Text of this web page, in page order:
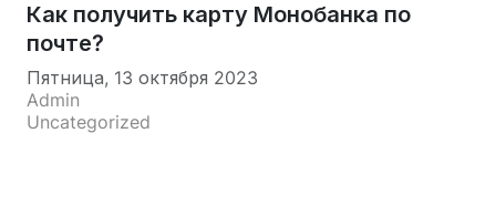
Как получить карту Монобанка по
почте?
Пятница, 13 октября 2023
Admin
Uncategorized